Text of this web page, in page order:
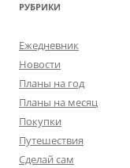
РУБРИКИ
Ежедневник
Новости
Планы на год
Планы на месяц
Покупки
Путешествия
Сделай сам